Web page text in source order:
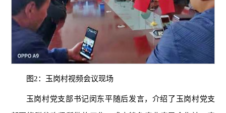
图2：玉岗村视频会议现场
玉岗村党支部书记闵东平随后发言，介绍了玉岗村党支